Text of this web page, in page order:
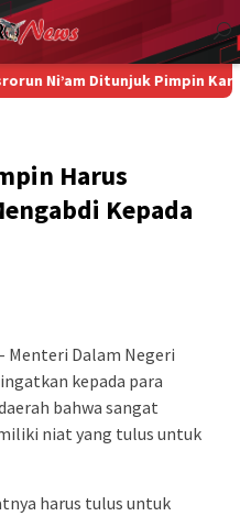
Ditunjuk Pimpin Karteker
Harus
Kepada
Menteri Dalam Negeri
kepada para
bahwa sangat
niat yang tulus untuk
harus tulus untuk